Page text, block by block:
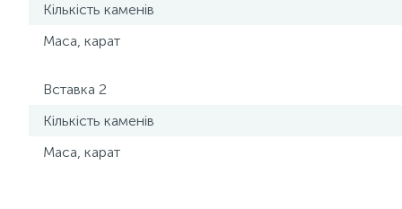
Кількість каменів
Маса, карат
Вставка 2
Кількість каменів
Маса, карат